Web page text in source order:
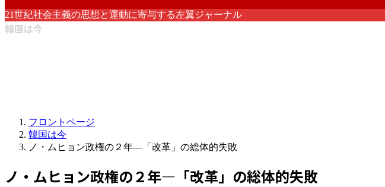
21世紀社会主義の思想と運動に寄与する左翼ジャーナル
韓国は今
フロントページ
韓国は今
ノ・ムヒョン政権の２年―「改革」の総体的失敗
ノ・ムヒョン政権の２年―「改革」の総体的失敗